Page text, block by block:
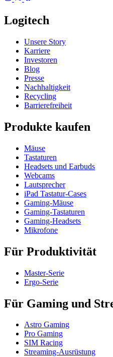
Logitech
Unsere Story
Karriere
Investoren
Blog
Presse
Nachhaltigkeit
Recycling
Barrierefreiheit
Produkte kaufen
Mäuse
Tastaturen
Headsets und Earbuds
Webcams
Lautsprecher
iPad Tastatur-Cases
Gaming-Mäuse
Gaming-Tastaturen
Gaming-Headsets
Mikrofone
Für Produktivität
Master-Serie
Ergo-Serie
Für Gaming und
Astro Gaming
Pro Gaming
SIM Racing
Streaming-Ausrüstung